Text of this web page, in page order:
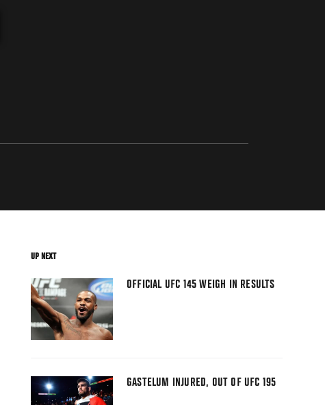
UP NEXT
OFFICIAL UFC 145 WEIGH IN RESULTS
GASTELUM INJURED, OUT OF UFC 195